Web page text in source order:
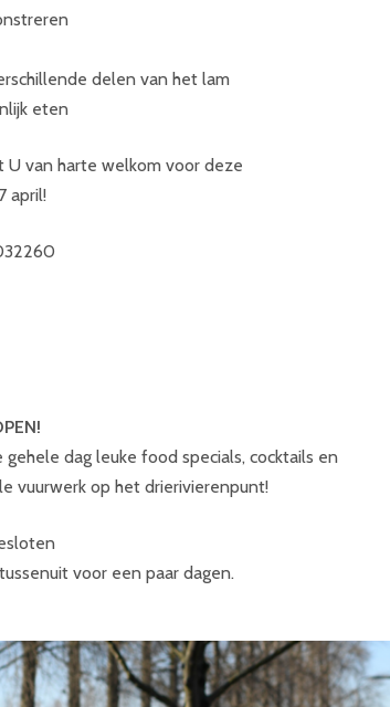
delen van het lam
eten
van harte welkom voor deze
april!
dag leuke food specials, cocktails en
vuurwerk op het drierivierenpunt!
voor een paar dagen.